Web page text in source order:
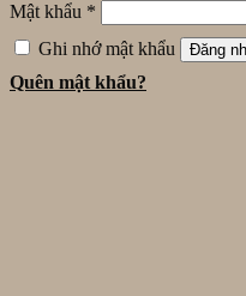
Mật khẩu *
Ghi nhớ mật khẩu
Đăng
Quên mật khẩu?